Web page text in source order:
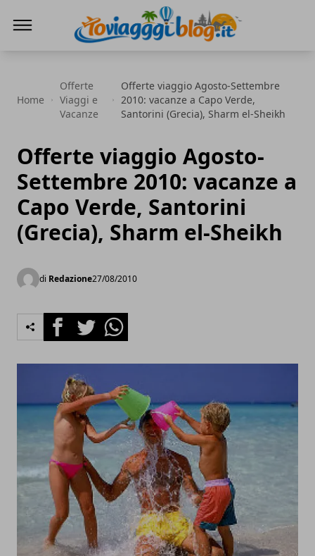
Home
Offerte
Viaggi e
Vacanze
Offerte viaggio Agosto-Settembre
2010: vacanze a Capo Verde,
Santorini (Grecia), Sharm el-Sheikh
Offerte viaggio Agosto-
Settembre 2010: vacanze a
Capo Verde, Santorini
(Grecia), Sharm el-Sheikh
di Redazione27/08/2010
FacebookTwitterWhatsapp